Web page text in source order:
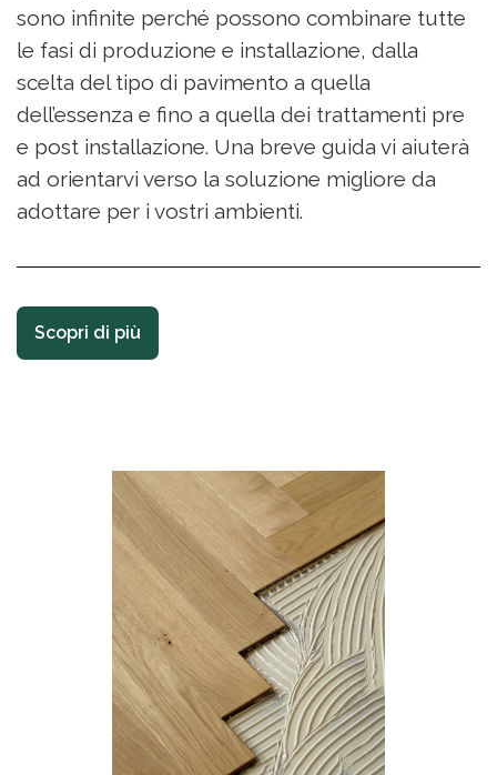
sono infinite perché possono combinare tutte
le fasi di produzione e installazione, dalla
scelta del tipo di pavimento a quella
dell’essenza e fino a quella dei trattamenti pre
e post installazione. Una breve guida vi aiuterà
ad orientarvi verso la soluzione migliore da
adottare per i vostri ambienti.
Scopri di più